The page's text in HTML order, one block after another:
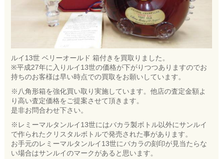
ルイ13世 ベリーオールド 箱付きを買取りました。
※平成27年に入りルイ13世の価格が下がりつつありますのでお
持ちのお客様は早い時点での買取をお願いしています。
※八角形箱を強化買い取り実施しています。他店の査定金額よ
り高い査定価格をご提案させて頂きます。
是非お問合わせ下さい。
※レミーマルタンルイ13世にはバカラ製ボトル以外にサンルイ
で作られたクリスタルボトルで発売された事があります。
お手元のレミーマルタンルイ13世にバカラの刻印が見当たらな
い場合はサンルイのマークがあると思います。